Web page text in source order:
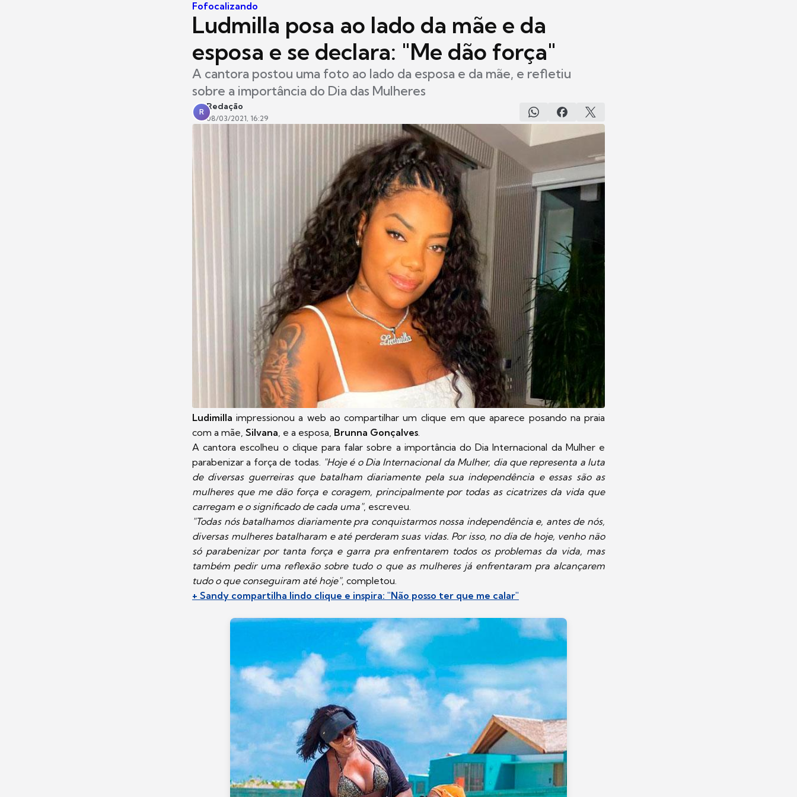
Fofocalizando
Ludmilla posa ao lado da mãe e da
esposa e se declara: "Me dão força"
A cantora postou uma foto ao lado da esposa e da mãe, e refletiu
sobre a importância do Dia das Mulheres
R
Redação
08/03/2021, 16:29
Ludimillaimpressionou a web ao compartilhar um clique em que aparece posando na praia
com a mãe, Silvana , e a esposa, Brunna Gonçalves
A cantora escolheu o clique para falar sobre a importância do Dia Internacional da Mulher e
parabenizar a força de todas. "Hoje é o Dia Internacional da Mulher, dia que representa a luta
de diversas guerreiras que batalham diariamente pela sua independência e essas são as
mulheres que me dão força e coragem, principalmente por todas as cicatrizes da vida que
carregam e o significado de cada uma", escreveu.
"Todas nós batalhamos diariamente pra conquistarmos nossa independência e, antes de nós,
diversas mulheres batalharam e até perderam suas vidas. Por isso, no dia de hoje, venho não
só parabenizar por tanta força e garra pra enfrentarem todos os problemas da vida, mas
também pedir uma reflexão sobre tudo o que as mulheres já enfrentaram pra alcançarem
tudo o que conseguiram até hoje", completou.
+ Sandy compartilha lindo clique e inspira: "Não posso ter que me calar"